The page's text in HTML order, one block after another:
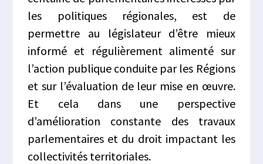
les politiques régionales, est de
permettre au législateur d’être mieux
informé et régulièrement alimenté sur
l’action publique conduite par les Régions
et sur l’évaluation de leur mise en œuvre.
Et cela dans une perspective
d’amélioration constante des travaux
parlementaires et du droit impactant les
collectivités territoriales.